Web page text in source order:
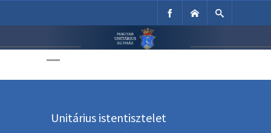
Unitárius Egyház
Unitárius istentisztelet